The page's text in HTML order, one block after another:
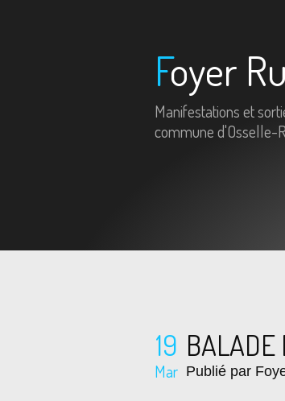
Foyer
Manifestations et
commune d'Osselle-
19
Mar Publié par